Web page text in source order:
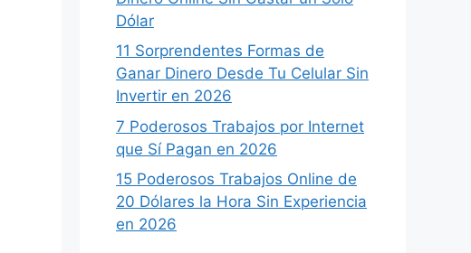
Dólar
11 Sorprendentes Formas de
Ganar Dinero Desde Tu Celular Sin
Invertir en 2026
7 Poderosos Trabajos por Internet
que Sí Pagan en 2026
15 Poderosos Trabajos Online de
20 Dólares la Hora Sin Experiencia
en 2026